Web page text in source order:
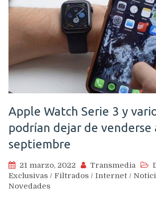
Apple Watch Serie 3 y
podrían dejar de venderse
septiembre
21 marzo, 2022 Transmedia
Exclusivas / Filtrados / Internet /
Novedades